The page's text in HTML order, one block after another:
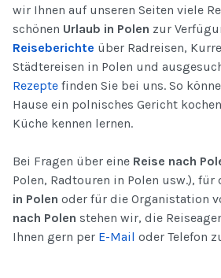
wir Ihnen auf unseren Seiten viele
schönen Urlaub in Polen zur
Reiseberichte über Radreisen,
Städtereisen in Polen und
Rezepte finden Sie bei uns. So
Hause ein polnisches Gericht
Küche kennen lernen.
Bei Fragen über eine Reise nach
Polen, Radtouren in Polen usw.), für
in Polen oder für die Organistation
nach Polen stehen wir, die
Ihnen gern per E-Mail oder Telefon